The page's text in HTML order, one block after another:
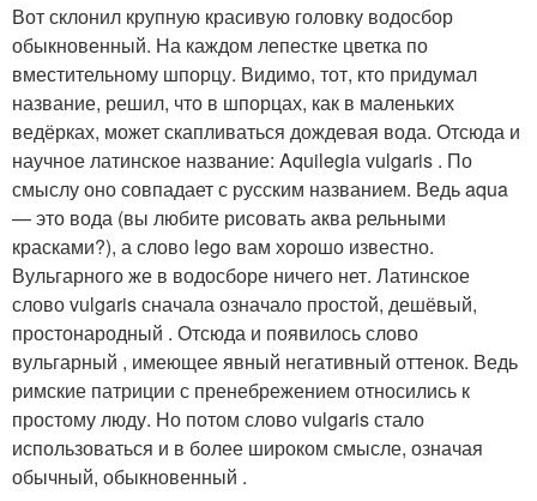
Вот склонил крупную красивую головку водосбор
обыкновенный. На каждом лепестке цветка по
вместительному шпорцу. Видимо, тот, кто придумал
название, решил, что в шпорцах, как в маленьких
ведёрках, может скапливаться дождевая вода. Отсюда и
научное латинское название: Aquilegia vulgaris . По
смыслу оно совпадает с русским названием. Ведь aqua
— это вода (вы любите рисовать аква рельными
красками?), а слово lego вам хорошо известно.
Вульгарного же в водосборе ничего нет. Латинское
слово vulgaris сначала означало простой, дешёвый,
простонародный . Отсюда и появилось слово
вульгарный , имеющее явный негативный оттенок. Ведь
римские патриции с пренебрежением относились к
простому люду. Но потом слово vulgaris стало
использоваться и в более широком смысле, означая
обычный, обыкновенный .